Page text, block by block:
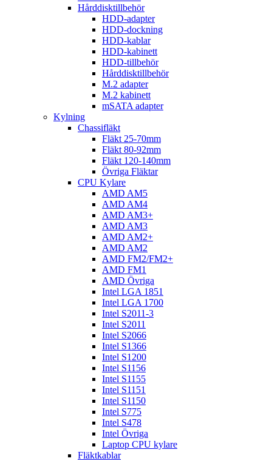
Hårddisktillbehör
HDD-adapter
HDD-dockning
HDD-kablar
HDD-kabinett
HDD-tillbehör
Hårddisktillbehör
M.2 adapter
M.2 kabinett
mSATA adapter
Kylning
Chassifläkt
Fläkt 25-70mm
Fläkt 80-92mm
Fläkt 120-140mm
Övriga Fläktar
CPU Kylare
AMD AM5
AMD AM4
AMD AM3+
AMD AM3
AMD AM2+
AMD AM2
AMD FM2/FM2+
AMD FM1
AMD Övriga
Intel LGA 1851
Intel LGA 1700
Intel S2011-3
Intel S2011
Intel S2066
Intel S1366
Intel S1200
Intel S1156
Intel S1155
Intel S1151
Intel S1150
Intel S775
Intel S478
Intel Övriga
Laptop CPU kylare
Fläktkablar